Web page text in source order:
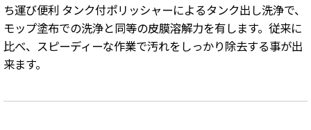
ち運び便利 タンク付ポリッシャーによるタンク出し洗浄で、
モップ塗布での洗浄と同等の皮膜溶解力を有します。従来に
比べ、スピーディーな作業で汚れをしっかり除去する事が出
来ます。